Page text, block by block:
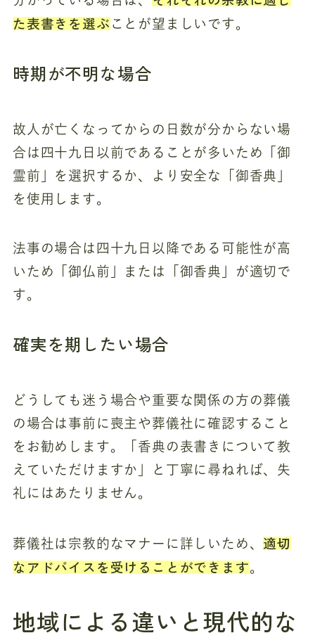
た表書きを選ぶことが望ましいです。
時期が不明な場合
故人が亡くなってからの日数が分からない場
合は四十九日以前であることが多いため「御
霊前」を選択するか、より安全な「御香典」
を使用します。
法事の場合は四十九日以降である可能性が高
いため「御仏前」または「御香典」が適切で
す。
確実を期したい場合
どうしても迷う場合や重要な関係の方の葬儀
の場合は事前に喪主や葬儀社に確認すること
をお勧めします。「香典の表書きについて教
えていただけますか」と丁寧に尋ねれば、失
礼にはあたりません。
葬儀社は宗教的なマナーに詳しいため、 適切
なアドバイスを受けることができます。
地域による違いと現代的な